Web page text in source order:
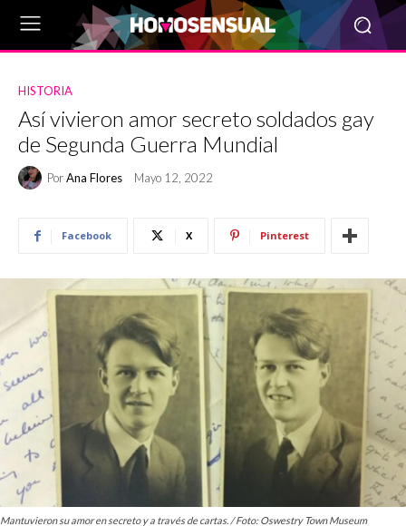
HISTORIA
Así vivieron amor secreto soldados gay
de Segunda Guerra Mundial
PorAna Flores Mayo 12, 2022
Facebook X Pinterest
Mantuvieron su amor en secreto y a través de cartas. / Foto: Oswestry Town Museum